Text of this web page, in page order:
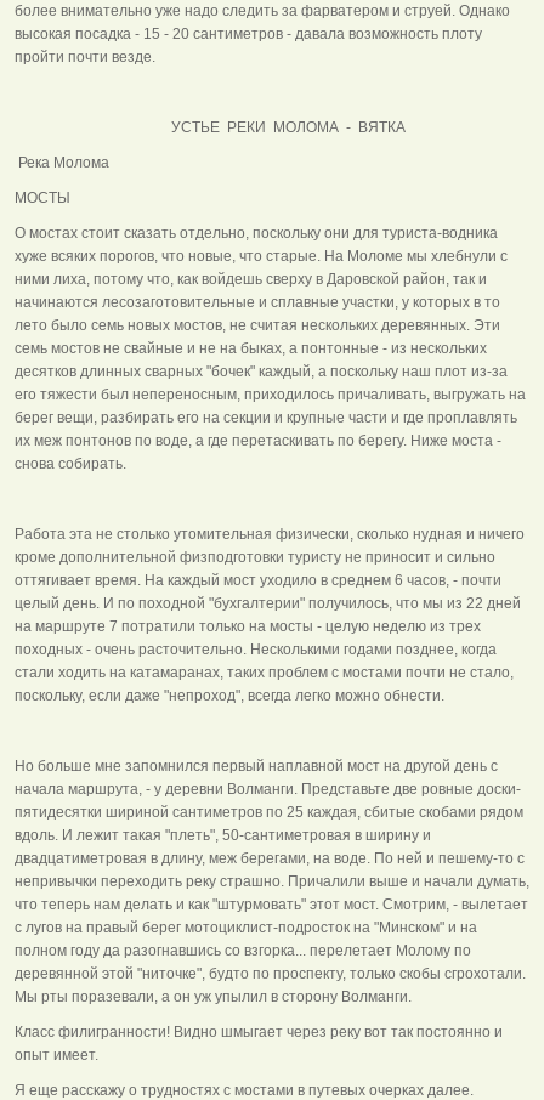
более внимательно уже надо следить за фарватером и струей. Однако
высокая посадка - 15 - 20 сантиметров - давала возможность плоту
пройти почти везде.
УСТЬЕ РЕКИ МОЛОМА - ВЯТКА
Река Молома
МОСТЫ
О мостах стоит сказать отдельно, поскольку они для туриста-водника
хуже всяких порогов, что новые, что старые. На Моломе мы хлебнули с
ними лиха, потому что, как войдешь сверху в Даровской район, так и
начинаются лесозаготовительные и сплавные участки, у которых в то
лето было семь новых мостов, не считая нескольких деревянных. Эти
семь мостов не свайные и не на быках, а понтонные - из нескольких
десятков длинных сварных "бочек" каждый, а поскольку наш плот из-за
его тяжести был непереносным, приходилось причаливать, выгружать на
берег вещи, разбирать его на секции и крупные части и где проплавлять
их меж понтонов по воде, а где перетаскивать по берегу. Ниже моста -
снова собирать.
Работа эта не столько утомительная физически, сколько нудная и ничего
кроме дополнительной физподготовки туристу не приносит и сильно
оттягивает время. На каждый мост уходило в среднем 6 часов, - почти
целый день. И по походной "бухгалтерии" получилось, что мы из 22 дней
на маршруте 7 потратили только на мосты - целую неделю из трех
походных - очень расточительно. Несколькими годами позднее, когда
стали ходить на катамаранах, таких проблем с мостами почти не стало,
поскольку, если даже "непроход", всегда легко можно обнести.
Но больше мне запомнился первый наплавной мост на другой день с
начала маршрута, - у деревни Волманги. Представьте две ровные доски-
пятидесятки шириной сантиметров по 25 каждая, сбитые скобами рядом
вдоль. И лежит такая "плеть", 50-сантиметровая в ширину и
двадцатиметровая в длину, меж берегами, на воде. По ней и пешему-то с
непривычки переходить реку страшно. Причалили выше и начали думать,
что теперь нам делать и как "штурмовать" этот мост. Смотрим, - вылетает
с лугов на правый берег мотоциклист-подросток на "Минском" и на
полном году да разогнавшись со взгорка... перелетает Молому по
деревянной этой "ниточке", будто по проспекту, только скобы сгрохотали.
Мы рты поразевали, а он уж упылил в сторону Волманги.
Класс филигранности! Видно шмыгает через реку вот так постоянно и
опыт имеет.
Я еще расскажу о трудностях с мостами в путевых очерках далее.